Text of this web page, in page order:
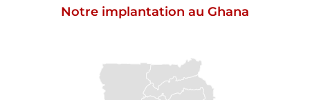
Notre implantation au Ghana